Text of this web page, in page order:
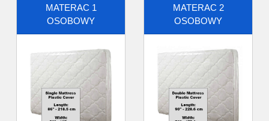
MATERAC 1
OSOBOWY
MATERAC 2
OSOBOWY